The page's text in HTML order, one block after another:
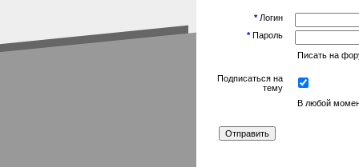
*Логин
*Пароль
Писать на
Подписаться на
тему
В любой